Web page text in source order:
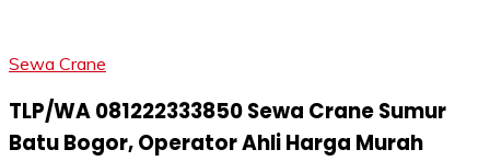
Sewa Crane
TLP/WA 081222333850 Sewa Crane Sumur
Batu Bogor, Operator Ahli Harga Murah